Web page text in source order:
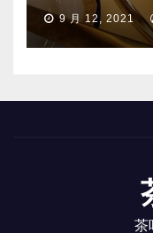
9 月 12, 2021
茶